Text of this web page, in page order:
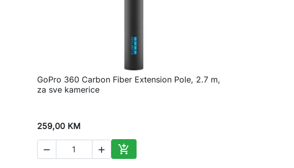
 Brzi pregled
GoPro 360 Carbon Fiber Extension Pole, 2.7 m,
za sve kamerice
259,00 KM
  
Dodaj u korpu